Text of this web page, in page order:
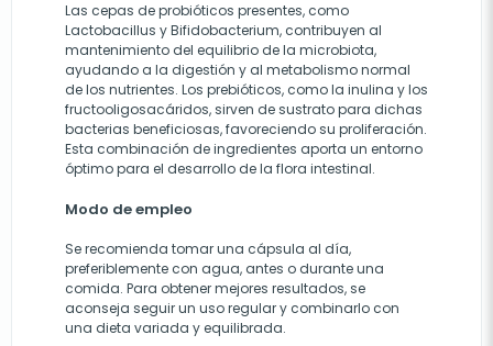
Las cepas de probióticos presentes, como
Lactobacillus y Bifidobacterium, contribuyen al
mantenimiento del equilibrio de la microbiota,
ayudando a la digestión y al metabolismo normal
de los nutrientes. Los prebióticos, como la inulina y los
fructooligosacáridos, sirven de sustrato para dichas
bacterias beneficiosas, favoreciendo su proliferación.
Esta combinación de ingredientes aporta un entorno
óptimo para el desarrollo de la flora intestinal.
Modo de empleo
Se recomienda tomar una cápsula al día,
preferiblemente con agua, antes o durante una
comida. Para obtener mejores resultados, se
aconseja seguir un uso regular y combinarlo con
una dieta variada y equilibrada.